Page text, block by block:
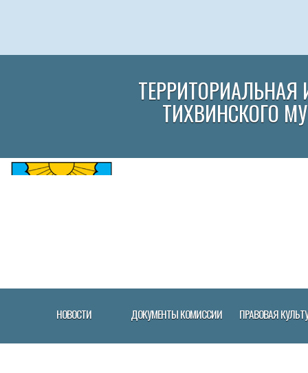
ТИХВИНСКОГО
НОВОСТИ ДОКУМЕНТЫ КОМИССИИ ПРАВОВАЯ